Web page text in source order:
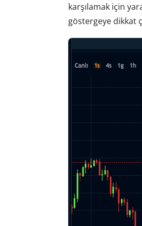
karşılamak için
göstergeye dikkat